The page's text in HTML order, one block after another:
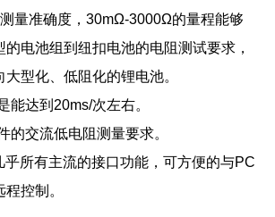
量准确度，30mΩ-3000Ω的量程能够
电池组到纽扣电池的电阻测试要求，
型化、低阻化的锂电池。
能达到20ms/次左右。
的交流低电阻测量要求。
乎所有主流的接口功能，可方便的与PC
控制。